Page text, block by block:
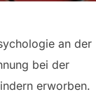
an der
bei der
erworben.